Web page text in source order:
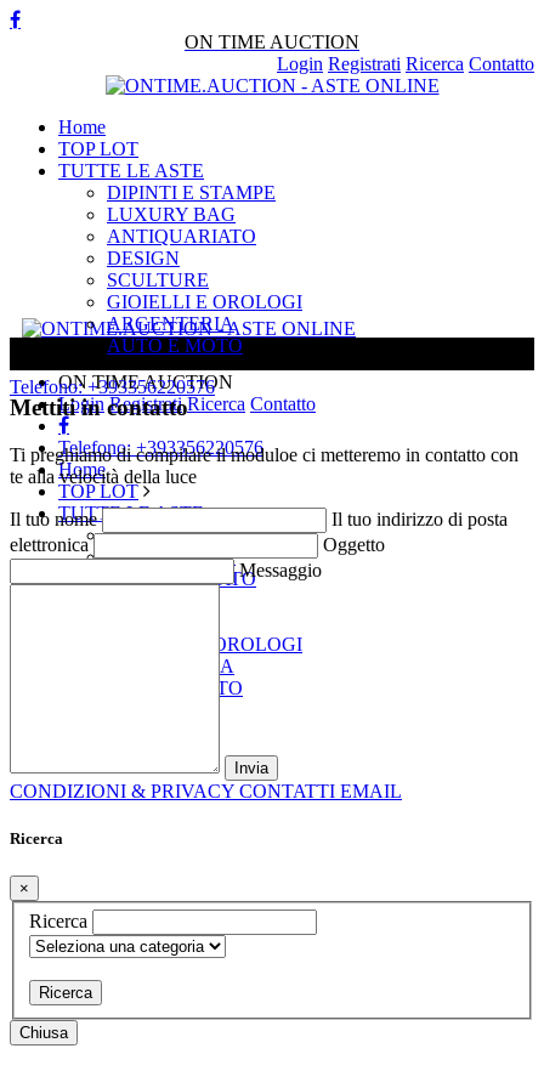
ON TIME AUCTION
Login Registrati Ricerca Contatto
Home
TOP LOT
TUTTE LE ASTE
DIPINTI E STAMPE
LUXURY BAG
ANTIQUARIATO
DESIGN
SCULTURE
GIOIELLI E OROLOGI
ARGENTERIA
AUTO E MOTO
Telefono:+393356220576
ON TIME AUCTION
Login Registrati Ricerca Contatto
Telefono: +393356220576
Home
TOP LOT
TUTTE LE ASTE
DIPINTI E STAMPE
LUXURY BAG
ANTIQUARIATO
GIOIELLI E OROLOGI
ARGENTERIA
AUTO E MOTO
Contatto
Mettiti in contatto
Ti preghiamo di compilare il moduloe ci metteremo in contatto con
te alla velocità della luce
Il tuo nome
Il tuo indirizzo di posta
elettronica
Oggetto
Messaggio
CONDIZIONI & PRIVACY CONTATTI EMAIL
Ricerca
×
Ricerca
Ricerca
Chiusa